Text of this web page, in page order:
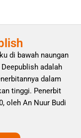
di bawah naungan
adalah
dalam
tinggi. Penerbit
oleh An Nuur Budi